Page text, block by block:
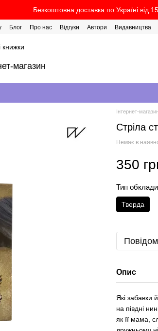
Безкоштовна доставка по Україні від
Блог Про нас Відгуки Автори Видавництва
магазин
Інтернет-
Стріла
Немає в
350
Тип
Тверда
Опис
Які забавки
на півдні
як її мама,